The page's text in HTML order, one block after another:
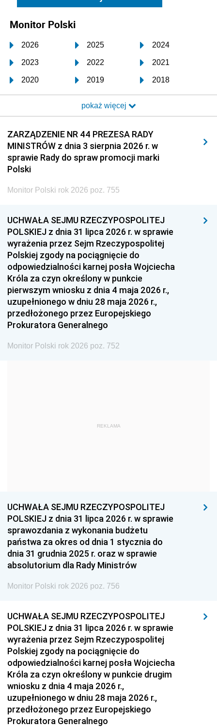
Monitor Polski
2026 2025 2024
2023 2022 2021
2020 2019 2018
2017 2016 2015
2014 2013 2012
2011 2010 2009
2008 2007 2006
2005
1996 1995 1994
1993 1992 1991
1990 1989
1987 1986 1985
1984 1983 1982
1981 1980 1979
1978 1977
1975 1974
1959
1939 1938 1937
1936 1930
pokaż więcej
ZARZĄDZENIE NR 44 PREZESA RADY
MINISTRÓW z dnia 3 sierpnia 2026 r. w
sprawie Rady do spraw promocji marki
Polski
Monitor Polski rok 2026 poz. 755
UCHWAŁA SEJMU RZECZYPOSPOLITEJ
POLSKIEJ z dnia 31 lipca 2026 r. w sprawie
wyrażenia przez Sejm Rzeczypospolitej
Polskiej zgody na pociągnięcie do
odpowiedzialności karnej posła Wojciecha
Króla za czyn określony w punkcie
pierwszym wniosku z dnia 4 maja 2026 r.,
uzupełnionego w dniu 28 maja 2026 r.,
przedłożonego przez Europejskiego
Prokuratora Generalnego
Monitor Polski rok 2026 poz. 752
REKLAMA
UCHWAŁA SEJMU RZECZYPOSPOLITEJ
POLSKIEJ z dnia 31 lipca 2026 r. w sprawie
sprawozdania z wykonania budżetu
państwa za okres od dnia 1 stycznia do
dnia 31 grudnia 2025 r. oraz w sprawie
absolutorium dla Rady Ministrów
Monitor Polski rok 2026 poz. 756
UCHWAŁA SEJMU RZECZYPOSPOLITEJ
POLSKIEJ z dnia 31 lipca 2026 r. w sprawie
wyrażenia przez Sejm Rzeczypospolitej
Polskiej zgody na pociągnięcie do
odpowiedzialności karnej posła Wojciecha
Króla za czyn określony w punkcie drugim
wniosku z dnia 4 maja 2026 r.,
uzupełnionego w dniu 28 maja 2026 r.,
przedłożonego przez Europejskiego
Prokuratora Generalnego